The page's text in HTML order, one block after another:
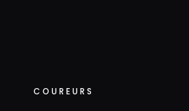
COUREURS